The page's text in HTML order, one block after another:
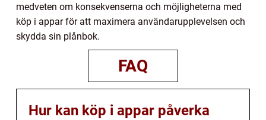
medveten om konsekvenserna och möjligheterna med
köp i appar för att maximera användarupplevelsen och
skydda sin plånbok.
FAQ
Hur kan köp i appar påverka